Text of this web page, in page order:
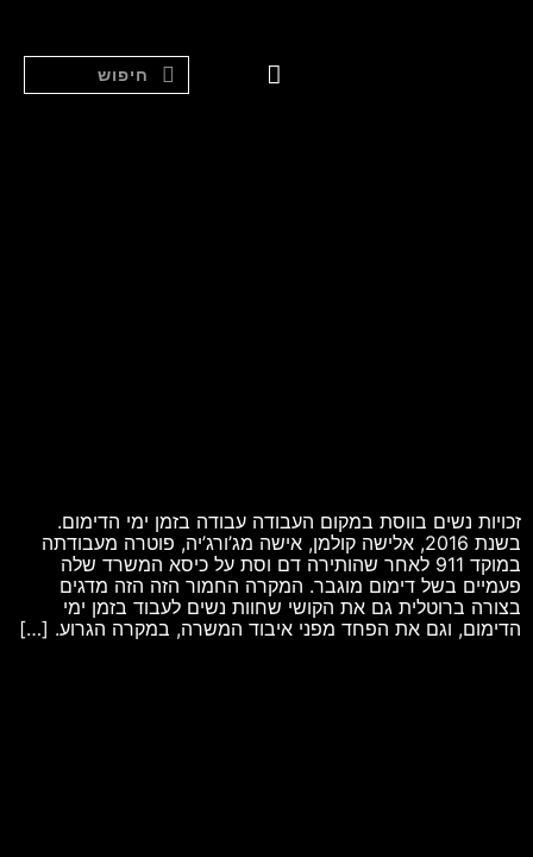
זכויות נשים בווסת במקום העבודה עבודה בזמן ימי הדימום.
בשנת 2016, אלישה קולמן, אישה מג’ורג’יה, פוטרה מעבודתה
במוקד 911 לאחר שהותירה דם וסת על כיסא המשרד שלה
פעמיים בשל דימום מוגבר. המקרה החמור הזה הזה מדגים
בצורה ברוטלית גם את הקושי שחוות נשים לעבוד בזמן ימי
הדימום, וגם את הפחד מפני איבוד המשרה, במקרה הגרוע. […]